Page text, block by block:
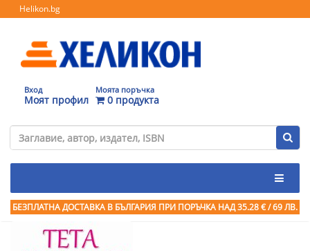
Helikon.bg
Вход
Моят профил
Моята поръчка
0 продукта
БЕЗПЛАТНА ДОСТАВКА В БЪЛГАРИЯ ПРИ ПОРЪЧКА НАД 35.28 € / 69 ЛВ.